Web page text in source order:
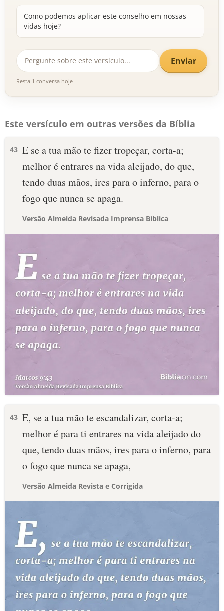
Como podemos aplicar este conselho em nossas
vidas hoje?
Enviar
Resta 1 conversa hoje
Este versículo em outras versões da Bíblia
43 E se a tua mão te fizer tropeçar, corta-a;
melhor é entrares na vida aleijado, do que,
tendo duas mãos, ires para o inferno, para o
fogo que nunca se apaga.
Versão Almeida Revisada Imprensa Bíblica
43 E, se a tua mão te escandalizar, corta-a;
melhor é para ti entrares na vida aleijado do
que, tendo duas mãos, ires para o inferno, para
o fogo que nunca se apaga,
Versão Almeida Revista e Corrigida